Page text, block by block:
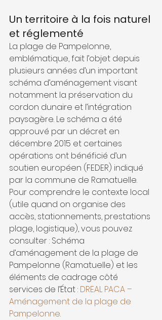
Un territoire à la fois naturel
et réglementé
La plage de Pampelonne,
emblématique, fait l’objet depuis
plusieurs années d’un important
schéma d’aménagement visant
notamment la préservation du
cordon dunaire et l’intégration
paysagère. Le schéma a été
approuvé par un décret en
décembre 2015 et certaines
opérations ont bénéficié d’un
soutien européen (FEDER) indiqué
par la commune de Ramatuelle.
Pour comprendre le contexte local
(utile quand on organise des
accès, stationnements, prestations
plage, logistique), vous pouvez
consulter : Schéma
d’aménagement de la plage de
Pampelonne (Ramatuelle) et les
éléments de cadrage côté
services de l’État : DREAL PACA –
Aménagement de la plage de
Pampelonne.